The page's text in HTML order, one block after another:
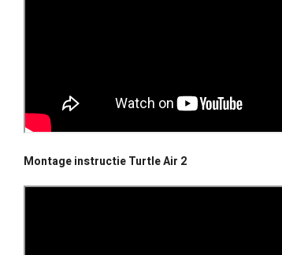
Montage instructie Turtle Air 2